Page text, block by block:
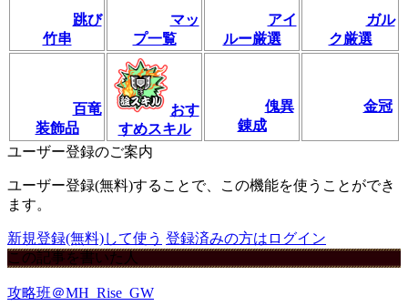
跳び
竹串
マッ
プ一覧
アイ
ルー厳選
ガル
ク厳選
百竜
装飾品
おす
すめスキル
傀異
錬成
金冠
ユーザー登録のご案内
ユーザー登録(無料)することで、この機能を使うことができ
ます。
新規登録(無料)して使う 登録済みの方はログイン
この記事を書いた人
攻略班＠MH_Rise_GW